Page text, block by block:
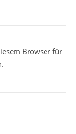
Browser für